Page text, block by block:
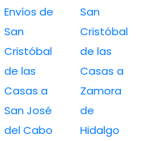
Envíos de
San
Cristóbal
de las
Casas a
San José
del Cabo
San
Cristóbal
de las
Casas a
Zamora
de
Hidalgo